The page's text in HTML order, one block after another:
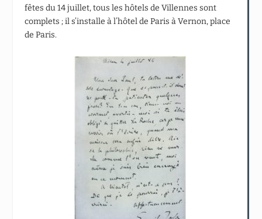
fêtes du 14 juillet, tous les hôtels de Villennes sont
complets ; il s’installe à l’hôtel de Paris à Vernon, place
de Paris.